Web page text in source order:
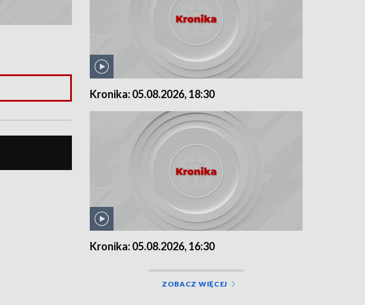
Kronika: 05.08.2026, 18:30
Kronika: 05.08.2026, 16:30
ZOBACZ WIĘCEJ